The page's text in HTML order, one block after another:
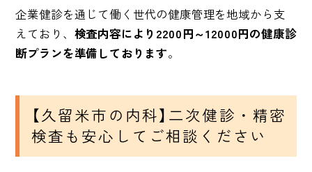
企業健診を通じて働く世代の健康管理を地域から支
えており、 検査内容により2200円～12000円の健康診
断プランを準備しております。
【久留米市の内科】二次健診・精密
検査も安心してご相談ください